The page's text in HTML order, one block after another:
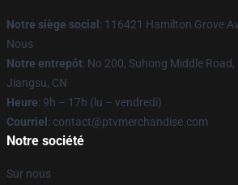
Notre siège social : 116421 Hamilton Grove
Nous
Notre entrepôt: No 200, Suhong Middle
Jiangsu, CN
Heure: 9h – 17h (lu – vendredi)
Courriel : contact@ptvmerchandise.com
Notre société
Sur nous